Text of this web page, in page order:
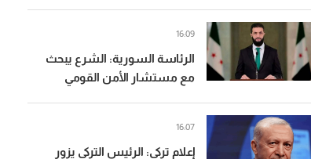
الدولة
الرئاسة السورية: الشرع يبحث
مع مستشار الأمن القومي
16:09
إعلام تركي: الرئيس التركي يزور
16:07